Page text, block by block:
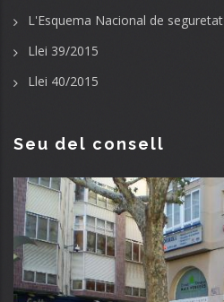
L'Esquema Nacional de seguretat
Llei 39/2015
Llei 40/2015
Seu del consell